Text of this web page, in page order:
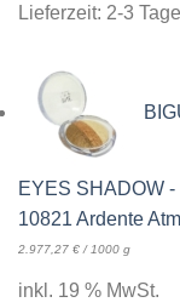
Lieferzeit: 2-3 Tage
EYES SHADOW
10821 Ardente
2.977,27 €/1000 g
inkl. 19 % MwSt.